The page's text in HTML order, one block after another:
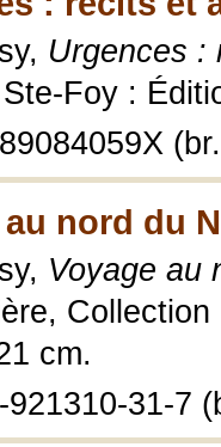
Urgences :
Foy :
nord du
Voyage au
cm.
31-7